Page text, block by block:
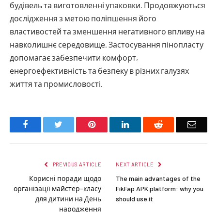
будівель та виготовленні упаковки. Продовжуються
дослідження з метою поліпшення його
властивостей та зменшення негативного впливу на
навколишнє середовище. Застосування пінопласту
допомагає забезпечити комфорт,
енергоефективність та безпеку в різних галузях
життя та промисловості.
Facebook Pinterest LinkedIn Reddit Email
PREVIOUS ARTICLE
Корисні поради щодо
організації майстер-класу
для дитини на День
народження
NEXT ARTICLE
The main advantages of the
FikFap APK platform: why you
should use it